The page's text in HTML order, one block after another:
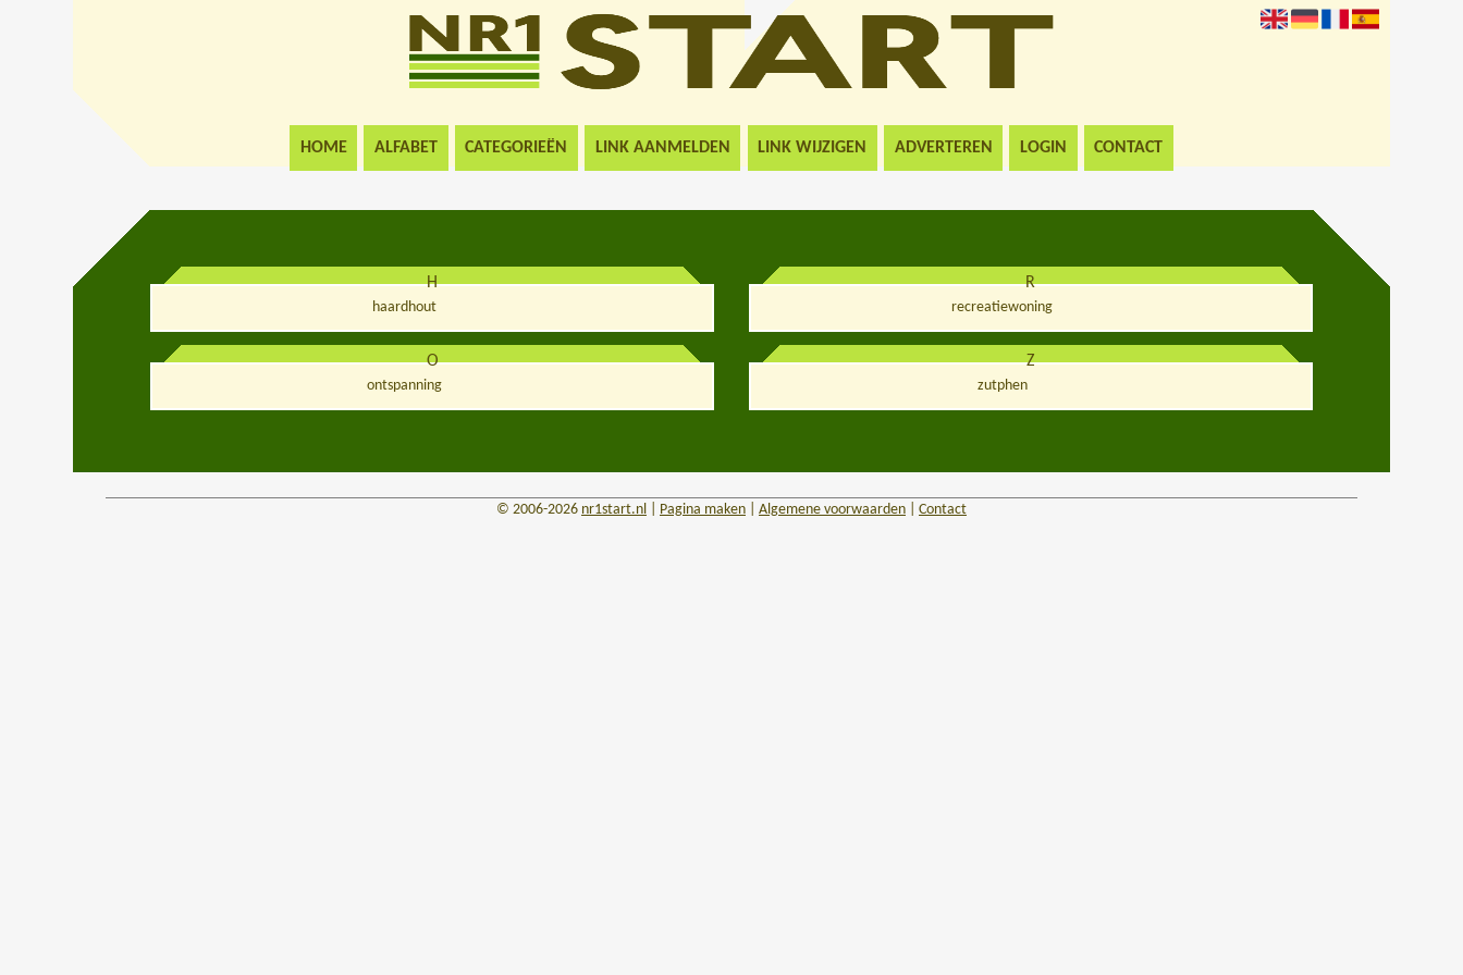
HOME ALFABET CATEGORIEËN LINK AANMELDEN LINK WIJZIGEN ADVERTEREN LOGIN CONTACT
H
haardhout
O
ontspanning
R
recreatiewoning
Z
zutphen
© 2006-2026 nr1start.nl Pagina maken| Algemene voorwaarden| Contact